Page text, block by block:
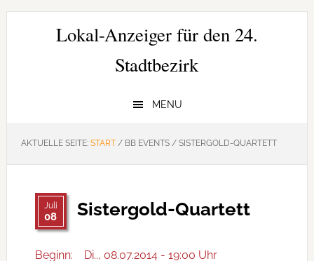
Zur
Hauptnavigation
Zum
Zur
SeitenspalteLokal-Anzeiger für den 24.
Stadtbezirk
MENU
AKTUELLE SEITE: START /BB EVENTS /SISTERGOLD-QUARTETT
Juli
08 Sistergold-Quartett
Beginn:
Di.., 08.07.2014 - 19:00 Uhr